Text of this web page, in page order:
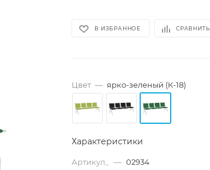
В ИЗБРАННОЕ СРАВНИТЬ
Цвет — ярко-зеленый (К-18)
Характеристики
Артикул_ — 02934